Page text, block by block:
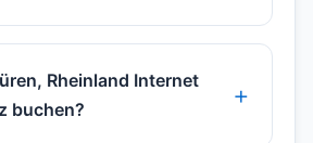
Rheinland Internet
buchen?